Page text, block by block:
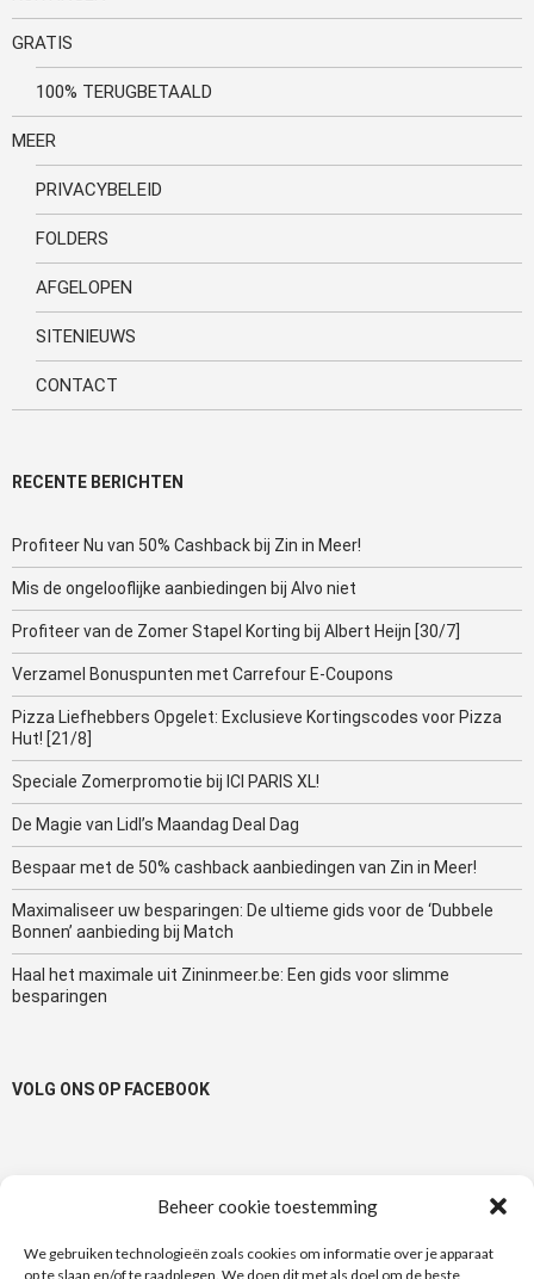
Beheer cookie toestemming
We gebruiken technologieën zoals cookies om informatie over je apparaat
op te slaan en/of te raadplegen. We doen dit met als doel om de beste
GRATIS
100% TERUGBETAALD
MEER
PRIVACYBELEID
FOLDERS
AFGELOPEN
SITENIEUWS
CONTACT
RECENTE BERICHTEN
Profiteer Nu van 50% Cashback bij Zin in Meer!
Mis de ongelooflijke aanbiedingen bij Alvo niet
Profiteer van de Zomer Stapel Korting bij Albert Heijn [30/7]
Verzamel Bonuspunten met Carrefour E-Coupons
Pizza Liefhebbers Opgelet: Exclusieve Kortingscodes voor Pizza
Hut! [21/8]
Speciale Zomerpromotie bij ICI PARIS XL!
De Magie van Lidl’s Maandag Deal Dag
Bespaar met de 50% cashback aanbiedingen van Zin in Meer!
Maximaliseer uw besparingen: De ultieme gids voor de ‘Dubbele
Bonnen’ aanbieding bij Match
Haal het maximale uit Zininmeer.be: Een gids voor slimme
besparingen
VOLG ONS OP FACEBOOK